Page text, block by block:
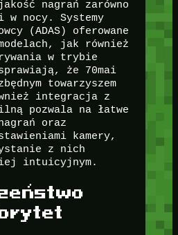
nagrań zarówno
nocy. Systemy
(ADAS) oferowane
jak również
w trybie
że 70mai
towarzyszem
integracja z
pozwala na łatwe
oraz
kamery,
z nich
intuicyjnym.